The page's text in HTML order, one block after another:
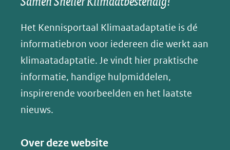
website)
website)
website)
y
(opent
in
nieuw
venster)
naar
een
andere
website)
Het Kennisportaal Klimaatadaptatie is dé
informatiebron voor iedereen die werkt aan
klimaatadaptatie. Je vindt hier praktische
informatie, handige hulpmiddelen,
inspirerende voorbeelden en het laatste
nieuws.
Over deze website